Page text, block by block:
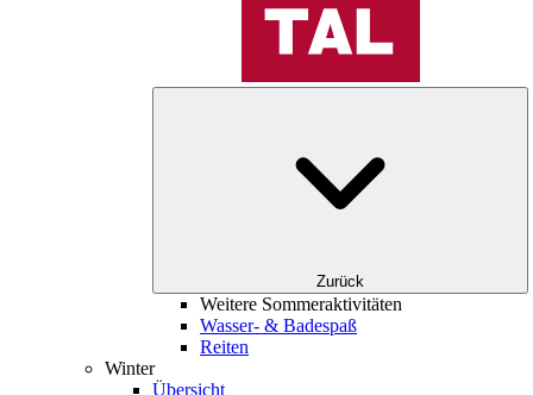
Zurück
Weitere Sommeraktivitäten
Wasser- & Badespaß
Reiten
Winter
Übersicht